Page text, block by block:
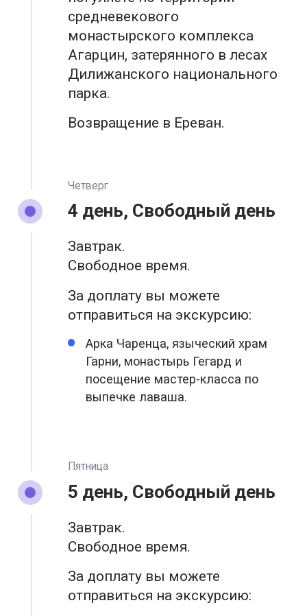
средневекового
монастырского комплекса
Агарцин, затерянного в лесах
Дилижанского национального
парка.
Возвращение в Ереван.
Четверг
4 день, Свободный день
Завтрак.
Свободное время.
За доплату вы можете
отправиться на экскурсию:
Арка Чаренца, языческий храм
Гарни, монастырь Гегард и
посещение мастер-класса по
выпечке лаваша.
Пятница
5 день, Свободный день
Завтрак.
Свободное время.
За доплату вы можете
отправиться на экскурсию: